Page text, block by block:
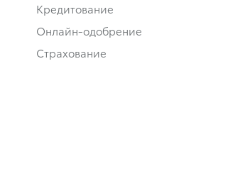
Кредитование
Онлайн-одобрение
Страхование